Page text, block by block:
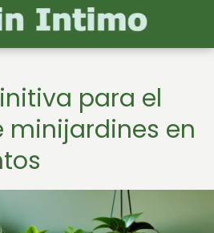
para el
minijardines en